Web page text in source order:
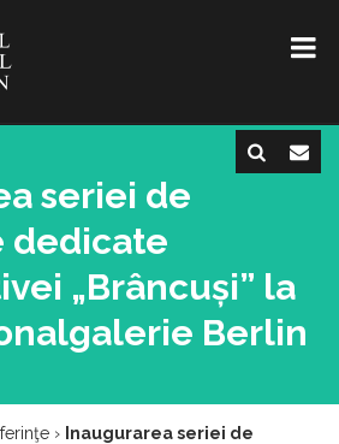
seriei de
dedicate
„Brâncuși” la
Berlin
› Inaugurarea seriei de